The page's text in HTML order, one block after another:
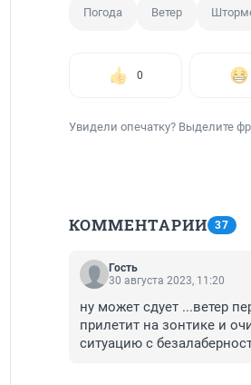
Погода Ветер
0
Увидели опечатку? Выделите
КОММЕНТАРИИ 37
Гость
30 августа 2023, 11:20
ну может сдует ...ветер
прилетит на зонтике и
ситуацию с